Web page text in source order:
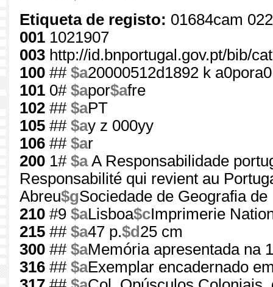
Etiqueta de registo: 01684cam
001 1021907
003 http://id.bnportugal.gov.pt/bib/
100 ## $a20000512d1892 k
101 0# $apor$afre
102 ## $aPT
105 ## $ay z 000yy
106 ## $ar
200 1# $aA Responsabilidade
Responsabilité qui revient au
Abreu$gSociedade de Geografia de
210 #9 $aLisboa$cImprimerie
215 ## $a47 p.$d 25 cm
300 ## $aMemória apresentada na
316 ## $aExemplar encadernado